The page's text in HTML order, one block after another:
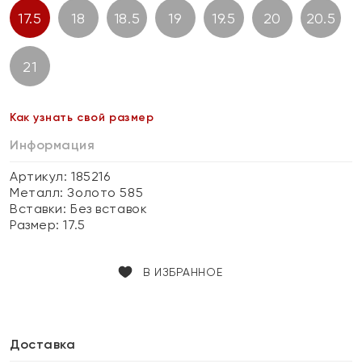
17.5 18 18.5 19 19.5 20 20.5
21
Как узнать свой размер
Информация
Артикул: 185216
Металл:Золото 585
Вставки:Без вставок
Размер:17.5
В ИЗБРАННОЕ
Доставка